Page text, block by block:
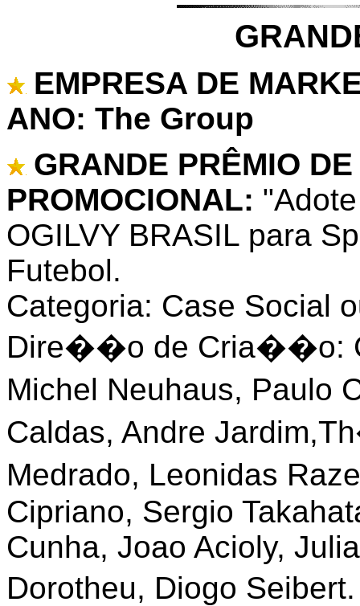
EMPRESA DE
ANO: The Group
GRANDE PRÊMIO
PROMOCIONAL:
OGILVY BRASIL para
Futebol.
Categoria: Case Social
Dire��o de Cria��o:
Michel Neuhaus,
Caldas, Andre
Medrado, Leonidas
Cipriano, Sergio
Cunha, Joao Acioly,
Dorotheu, Diogo